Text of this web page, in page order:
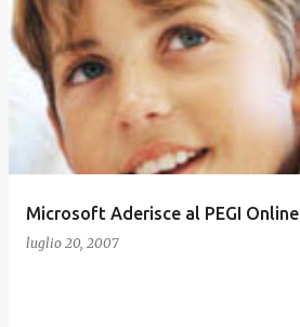
Microsoft Aderisce al PEGI Online
luglio 20, 2007